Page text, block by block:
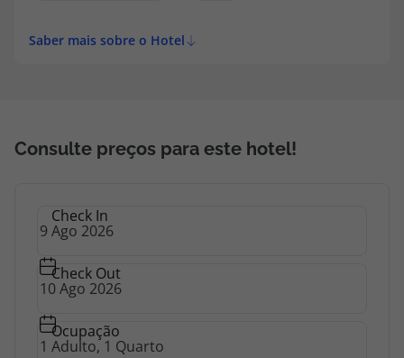
Saber mais sobre o Hotel
Consulte preços para este hotel!
Check In
Check Out
Ocupação